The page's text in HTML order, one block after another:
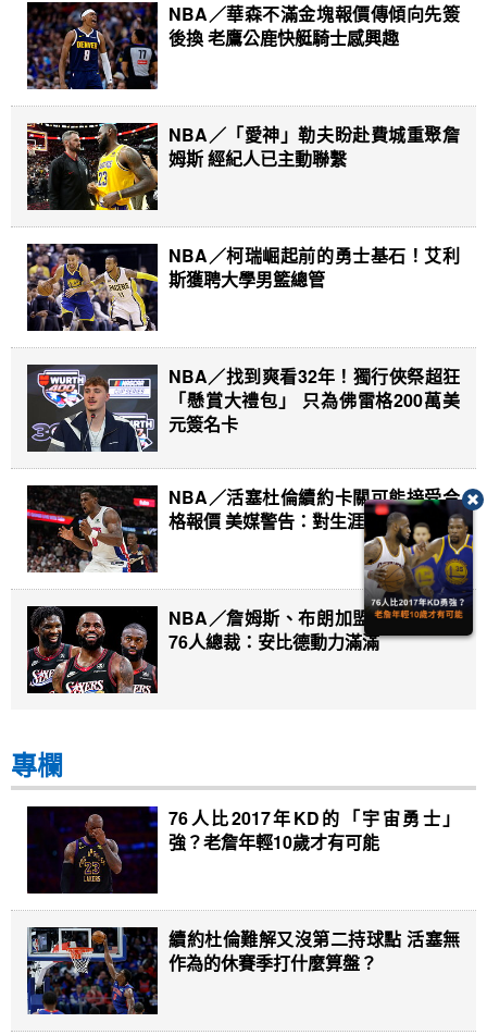
NBA／華森不滿金塊報價傳傾向先簽
後換 老鷹公鹿快艇騎士感興趣
NBA／「愛神」勒夫盼赴費城重聚詹
姆斯 經紀人已主動聯繫
NBA／柯瑞崛起前的勇士基石！艾利
斯獲聘大學男籃總管
NBA／找到爽看32年！獨行俠祭超狂
「懸賞大禮包」 只為佛雷格200萬美
元簽名卡
NBA／活塞杜倫續約卡關可能接受合
格報價 美媒警告：對生涯等同判死刑
NBA／詹姆斯、布朗加盟助點然鬥志
76人總裁：安比德動力滿滿
專欄
76人比2017年KD的「宇宙勇士」
強？老詹年輕10歲才有可能
續約杜倫難解又沒第二持球點 活塞無
作為的休賽季打什麼算盤？